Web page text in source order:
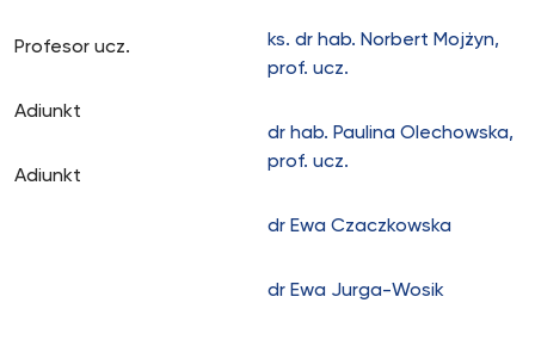
Profesor ucz.
Adiunkt
Adiunkt
ks. dr hab. Norbert Mojżyn,
prof. ucz.
dr hab. Paulina Olechowska,
prof. ucz.
dr Ewa Czaczkowska
dr Ewa Jurga-Wosik